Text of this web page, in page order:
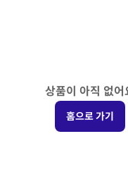
상품이 아직 없어
홈으로 가기